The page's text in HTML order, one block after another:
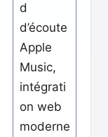
d
d’écoute
Apple
Music,
intégrati
on web
moderne